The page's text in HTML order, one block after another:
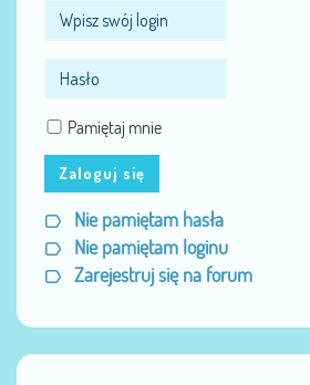
Pamiętaj mnie
Zaloguj się
Nie pamiętam hasła
Nie pamiętam loginu
Zarejestruj się na forum